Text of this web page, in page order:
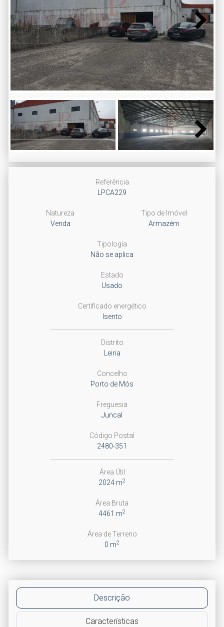
Next
Next
Referência
LPCA229
Natureza
Venda
Tipo de Imóvel
Armazém
Tipologia
Não se aplica
Estado
Usado
Certificado energético
Isento
Distrito
Leiria
Concelho
Porto de Mós
Freguesia
Juncal
Código Postal
2480-351
Área Útil
2024 m2
Área Bruta
4461 m2
Área de Terreno
0 m2
Descrição
Características